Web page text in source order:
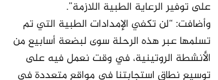
على توفير الرعاية الطبية اللازمة”.
وأضافت: “لن تكفي الإمدادات الطبية التي تم
تسلمها عبر هذه الرحلة سوى لبضعة أسابيع من
الأنشطة الروتينية، في وقت نعمل فيه على
توسيع نطاق استجابتنا في مواقع متعددة في